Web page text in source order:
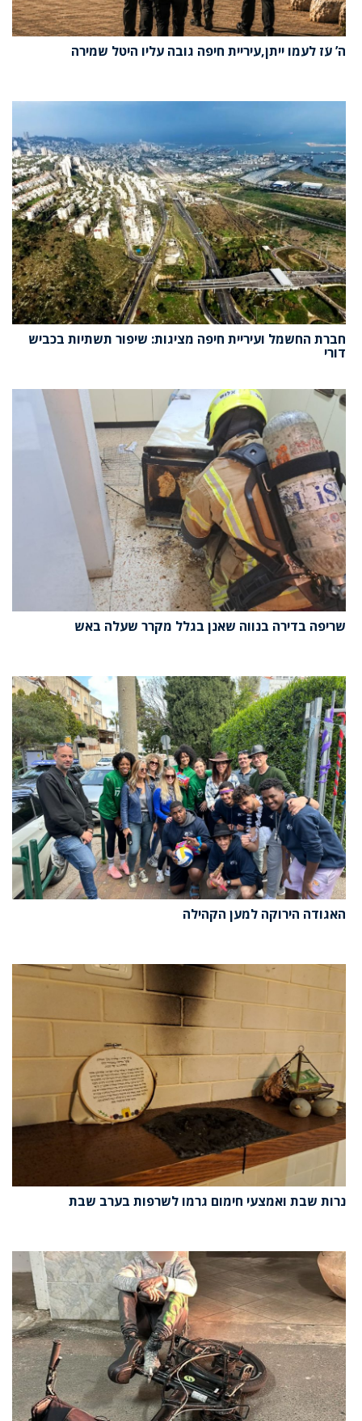
ה’ עֹז לעמו ייתן,עיריית חיפה גובה עליו היטל שמירה
חברת החשמל ועיריית חיפה מציגות: שיפור תשתיות בכביש
דורי
שריפה בדירה בנווה שאנן בגלל מקרר שעלה באש
האגודה הירוקה למען הקהילה
נרות שבת ואמצעי חימום גרמו לשרפות בערב שבת